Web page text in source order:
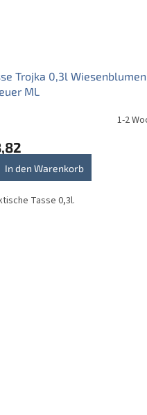
Trojka 0,3l Wiesenblumen
ML
1-2
In den Warenkorb
Tasse 0,3l.